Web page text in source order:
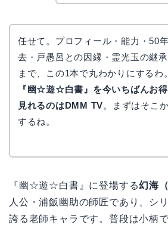
任せて。プロフィール・能力・50
去・戸愚呂との因縁・霊光玉の継
まで、この1本で丸わかりにするわ
『幽☆遊☆白書』を今いちばんお
見れるのはDMM TV。まずはそこ
するね。
『幽☆遊☆白書』に登場する幻海
人公・浦飯幽助の師匠であり、シ
誇る老師キャラです。普段は小柄